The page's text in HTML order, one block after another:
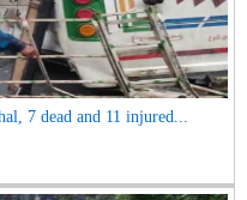
7 dead and 11 injured...